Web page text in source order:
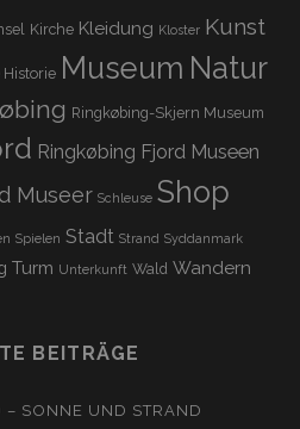
Kirche Kleidung Kloster Kunst
Historie Museum Natur
Ringkøbing-Skjern Museum
Ringkøbing Fjord Museen
Museer Schleuse Shop
Spielen Stadt Strand Syddanmark
Turm Unterkunft Wald Wandern
BEITRÄGE
– SONNE UND STRAND